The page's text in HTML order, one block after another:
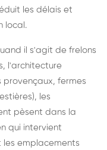
les délais et
local.
il s'agit de frelons
l'architecture
provençaux, fermes
les
pèsent dans la
qui intervient
les emplacements